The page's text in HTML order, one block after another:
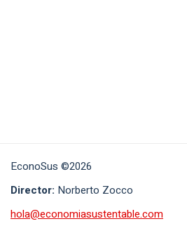
EconoSus ©2026
Director: Norberto Zocco
hola@economiasustentable.com